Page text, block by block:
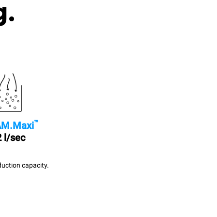
™
l/sec
capacity.